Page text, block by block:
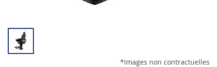
*Images non contractuelles